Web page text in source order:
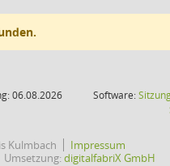
06.08.2026
Software:
Kulmbach
Impressum
Umsetzung:digitalfabriX GmbH